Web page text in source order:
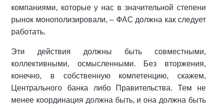
компаниями, которые у нас в значительной степени
рынок монополизировали, – ФАС должна как следует
работать.
Эти действия должны быть совместными,
коллективными, осмысленными. Без вторжения,
конечно, в собственную компетенцию, скажем,
Центрального банка либо Правительства. Тем не
менее координация должна быть, и она должна быть